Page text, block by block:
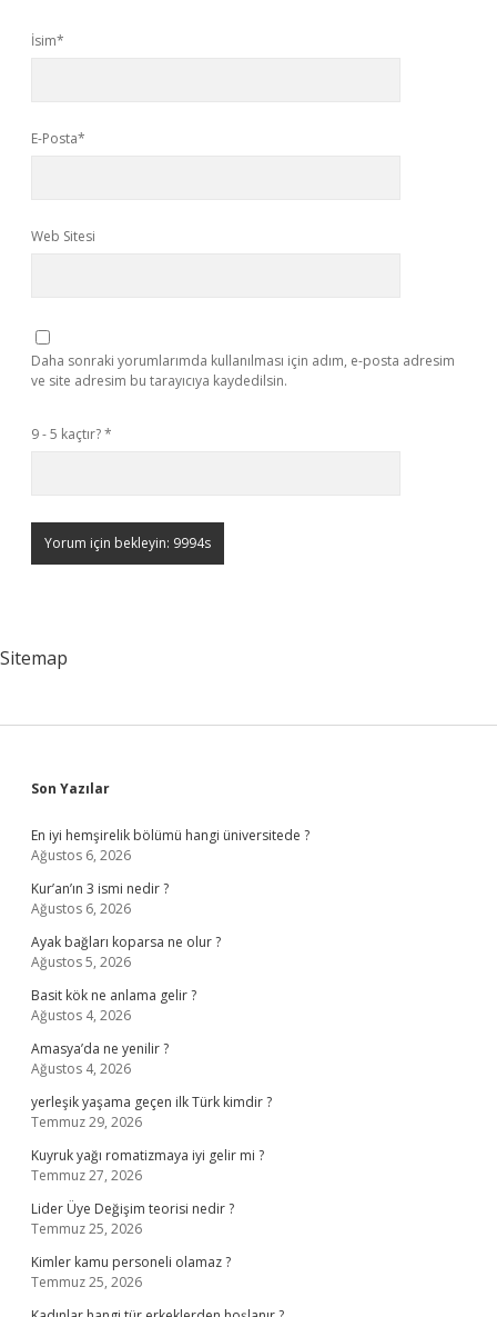
İsim*
E-Posta*
Web Sitesi
Daha sonraki yorumlarımda kullanılması için adım, e-posta adresim
ve site adresim bu tarayıcıya kaydedilsin.
9 - 5 kaçtır?*
Sitemap
Sidebar
Son Yazılar
En iyi hemşirelik bölümü hangi üniversitede ?
Ağustos 6, 2026
Kur’an’ın 3 ismi nedir ?
Ağustos 6, 2026
Ayak bağları koparsa ne olur ?
Ağustos 5, 2026
Basit kök ne anlama gelir ?
Ağustos 4, 2026
Amasya’da ne yenilir ?
Ağustos 4, 2026
yerleşik yaşama geçen ilk Türk kimdir ?
Temmuz 29, 2026
Kuyruk yağı romatizmaya iyi gelir mi ?
Temmuz 27, 2026
Lider Üye Değişim teorisi nedir ?
Temmuz 25, 2026
Kimler kamu personeli olamaz ?
Temmuz 25, 2026